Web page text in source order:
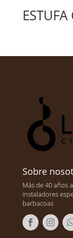
Sobre
Más de 40 años
instaladores
barbacoas